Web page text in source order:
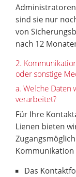
sind sie nur
von
nach 12
2.
oder sonstige
a. Welche Daten
verarbeitet?
Für Ihre
Lienen bieten
Kommunikation
Das